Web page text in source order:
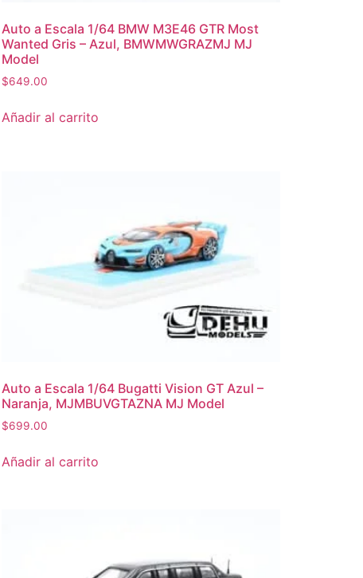
Auto a Escala 1/64 BMW M3E46 GTR Most
Wanted Gris – Azul, BMWMWGRAZMJ MJ
Model
$649.00
Añadir al carrito
Auto a Escala 1/64 Bugatti Vision GT Azul –
Naranja, MJMBUVGTAZNA MJ Model
$699.00
Añadir al carrito